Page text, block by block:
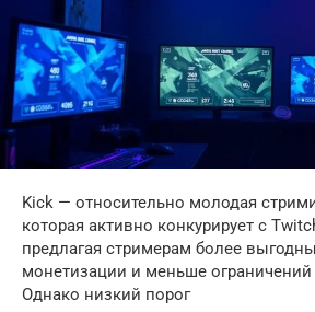
Kick — относительно молодая
которая активно конкурирует с
предлагая стримерам более
монетизации и меньше ограничений
Однако низкий порог